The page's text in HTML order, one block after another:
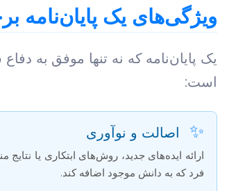
ویژگی‌های یک
یک پایان‌نامه که نه تنها موفق به
است:
✨ اصالت و نوآوری
ارائه ایده‌های جدید، روش‌های ابتکاری یا نتایج
فرد که به دانش موجود اضافه کند.